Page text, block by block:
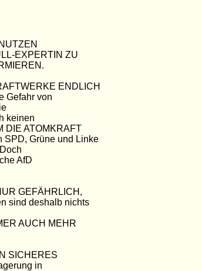
EXPERTIN ZU
ENDLICH
Gefahr von
keinen
DIE ATOMKRAFT
SPD, Grüne und Linke
AfD
GEFÄHRLICH,
sind deshalb nichts
AUCH MEHR
SICHERES
in